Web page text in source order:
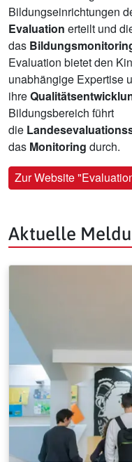
Bildungseinrichtungen
Evaluation erteilt und
das
Evaluation bietet den
unabhängige Expertise
ihre
Bildungsbereich führt
die
das Monitoring durch.
Zur Website
Aktuelle